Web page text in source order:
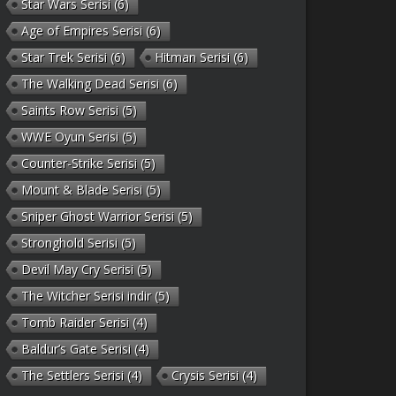
Star Wars Serisi (6)
Age of Empires Serisi (6)
Star Trek Serisi (6) Hitman Serisi (6)
The Walking Dead Serisi (6)
Saints Row Serisi (5)
WWE Oyun Serisi (5)
Counter-Strike Serisi (5)
Mount & Blade Serisi (5)
Sniper Ghost Warrior Serisi (5)
Stronghold Serisi (5)
Devil May Cry Serisi (5)
The Witcher Serisi indir(5)
Tomb Raider Serisi (4)
Baldur’s Gate Serisi (4)
The Settlers Serisi (4) Crysis Serisi (4)